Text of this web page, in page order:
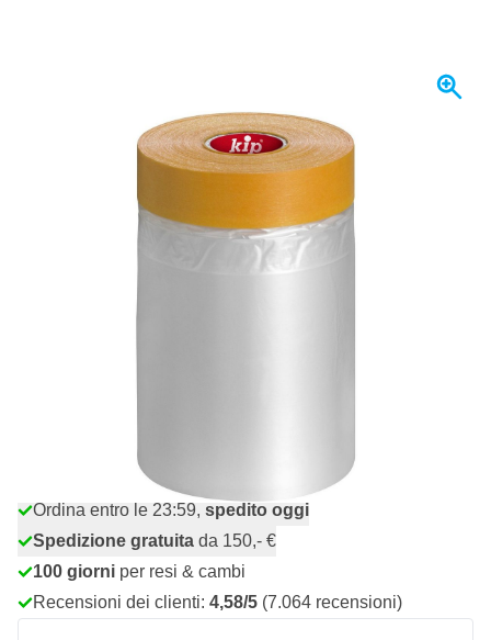
Spedito oggi
Ordina entro le 23:59, spedito oggi
Spedizione gratuita da 150,- €
100 giorni per resi & cambi
Recensioni dei clienti: 4,58/5 (7.064 recensioni)